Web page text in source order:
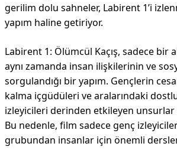
gerilim dolu sahneler, Labirent 1’i
yapım haline getiriyor.
Labirent 1: Ölümcül Kaçış, sadece bir
aynı zamanda insan ilişkilerinin ve
sorgulandığı bir yapım. Gençlerin
kalma içgüdüleri ve aralarındaki
izleyicileri derinden etkileyen unsurlar
Bu nedenle, film sadece genç
grubundan insanlar için önemli